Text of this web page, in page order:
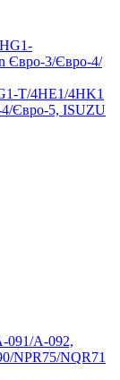
T/4HE1/4HK1
Євро-5, ISUZU